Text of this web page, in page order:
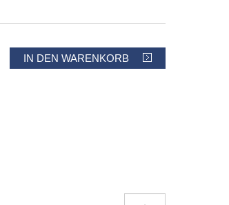
IN DEN WARENKORB